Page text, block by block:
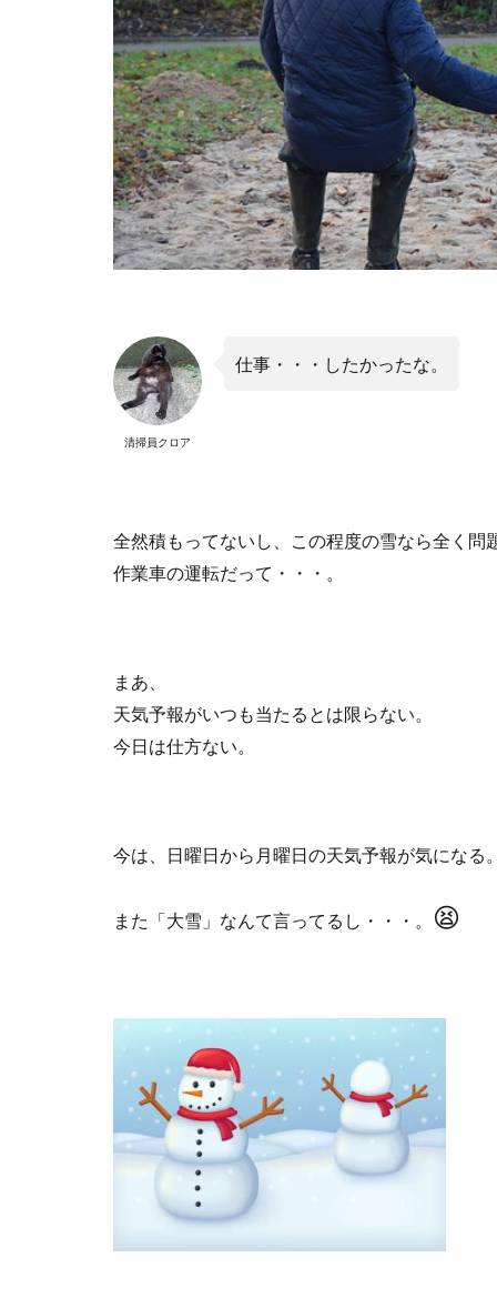
清掃員クロア
仕事・・・したかったな。
全然積もってないし、この程度の雪なら全く問
作業車の運転だって・・・。
まあ、
天気予報がいつも当たるとは限らない。
今日は仕方ない。
今は、日曜日から月曜日の天気予報が気になる。
また「大雪」なんて言ってるし・・・。 😫